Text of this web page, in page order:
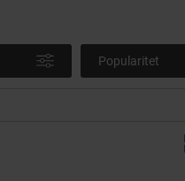
Popularitet